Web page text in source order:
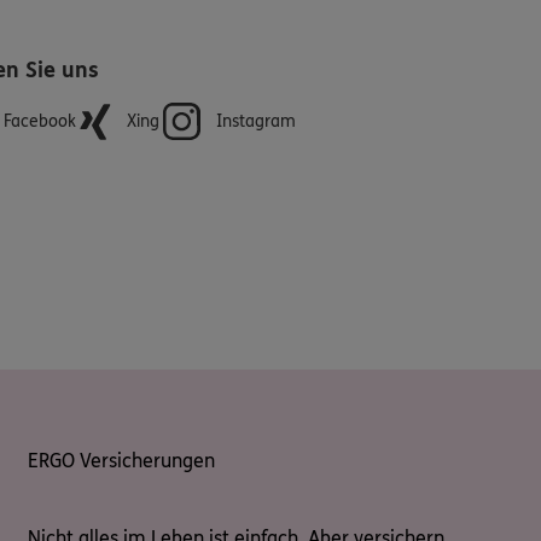
Sie uns
Facebook Xing Instagram
ERGO Versicherungen